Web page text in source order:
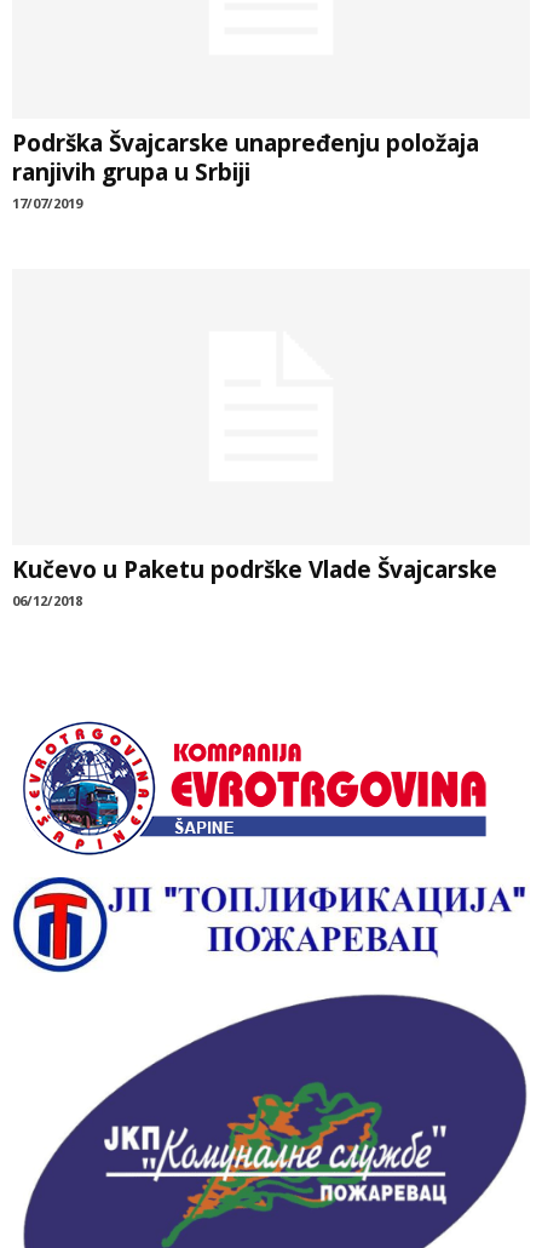
Podrška Švajcarske unapređenju položaja
ranjivih grupa u Srbiji
17/07/2019
Kučevo u Paketu podrške Vlade Švajcarske
06/12/2018